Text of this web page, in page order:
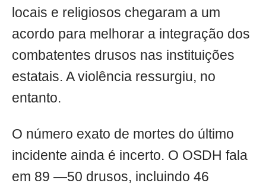
locais e religiosos chegaram a um
acordo para melhorar a integração dos
combatentes drusos nas instituições
estatais. A violência ressurgiu, no
entanto.
O número exato de mortes do último
incidente ainda é incerto. O OSDH fala
em 89 —50 drusos, incluindo 46